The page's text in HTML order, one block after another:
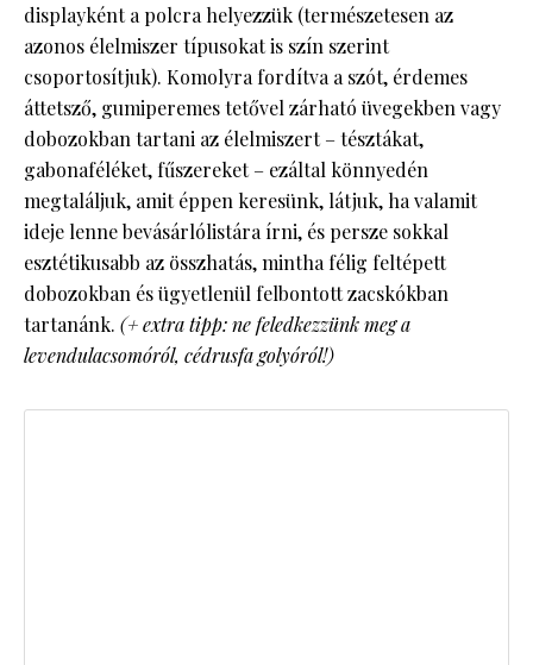
displayként a polcra helyezzük (természetesen az
azonos élelmiszer típusokat is szín szerint
csoportosítjuk). Komolyra fordítva a szót, érdemes
áttetsző, gumiperemes tetővel zárható üvegekben vagy
dobozokban tartani az élelmiszert – tésztákat,
gabonaféléket, fűszereket – ezáltal könnyedén
megtaláljuk, amit éppen keresünk, látjuk, ha valamit
ideje lenne bevásárlólistára írni, és persze sokkal
esztétikusabb az összhatás, mintha félig feltépett
dobozokban és ügyetlenül felbontott zacskókban
tartanánk. (+ extra tipp: ne feledkezzünk meg a
levendulacsomóról, cédrusfa golyóról!)